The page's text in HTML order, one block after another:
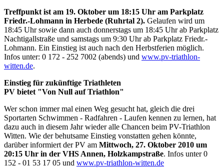
Treffpunkt ist am 19. Oktober um 18:15 Uhr am Parkplatz
Friedr.-Lohmann in Herbede (Ruhrtal 2). Gelaufen wird um
18:45 Uhr sowie dann auch donnerstags um 18:45 Uhr ab Parkplatz
Nachtigallstraße und samstags um 9:30 Uhr ab Parkplatz Friedr.-
Lohmann. Ein Einstieg ist auch nach den Herbstferien möglich.
Infos unter: 0 172 - 252 7002 (abends) und www.pv-triathlon-
witten.de.
Einstieg für zukünftige Triathleten
PV bietet "Von Null auf Triathlon"
Wer schon immer mal einen Weg gesucht hat, gleich die drei
Sportarten Schwimmen - Radfahren - Laufen kennen zu lernen, hat
dazu auch in diesem Jahr wieder alle Chancen beim PV-Triathlon
Witten. Wie der behutsame Einstieg vonstatten gehen könnte,
darüber informiert der PV am Mittwoch, 27. Oktober 2010 um
20:15 Uhr in der VHS Annen, Holzkampstraße. Infos unter 0
152 - 01 53 17 05 und www.pv-triathlon-witten.de